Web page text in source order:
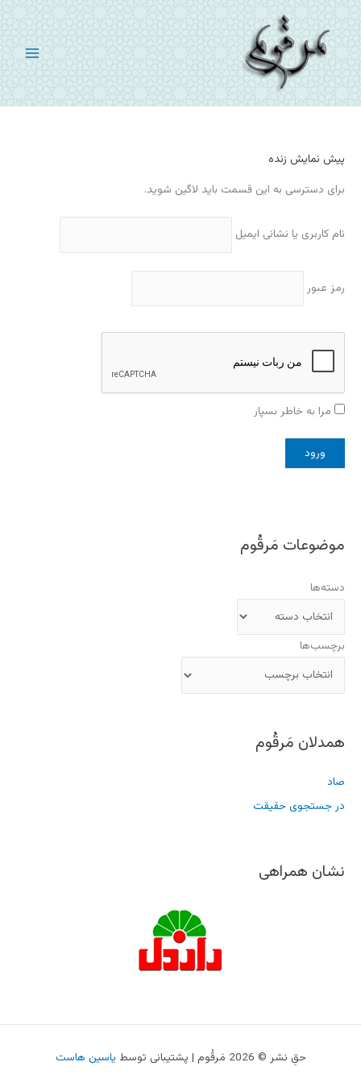
پرش
به
محتوا
پیش نمایش زنده
برای دسترسی به این قسمت باید لاگین شوید.
نام کاربری یا نشانی ایمیل
رمز عبور
مرا به خاطر بسپار
موضوعات مَرقُوم
دسته‌ها
برچسب‌ها
همدلان مَرقُوم
صاد
در جستجوی حقیقت
نشان همراهی
حقِ نشر © 2026 مَرقُوم | پشتیبانی توسط یاسین هاست